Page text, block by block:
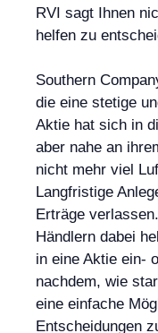
RVI sagt Ihnen
helfen zu
Southern
die eine stetige
Aktie hat sich in
aber nahe an
nicht mehr viel
Langfristige
Erträge
Händlern dabei
in eine Aktie ein-
nachdem, wie
eine einfache
Entscheidungen